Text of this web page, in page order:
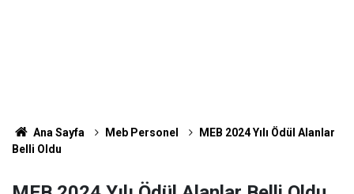
Ana Sayfa Meb Personel
MEB 2024 Yılı Ödül Alanlar
Belli Oldu